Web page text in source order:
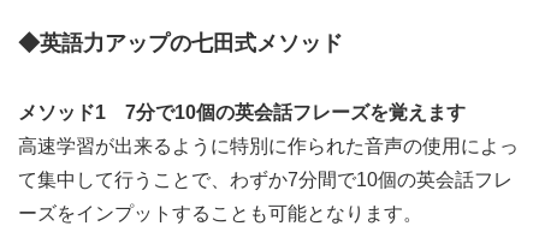
◆英語力アップの七田式メソッド
メソッド1 7分で10個の英会話フレーズを覚えます
高速学習が出来るように特別に作られた音声の使用によっ
て集中して行うことで、わずか7分間で10個の英会話フレ
ーズをインプットすることも可能となります。